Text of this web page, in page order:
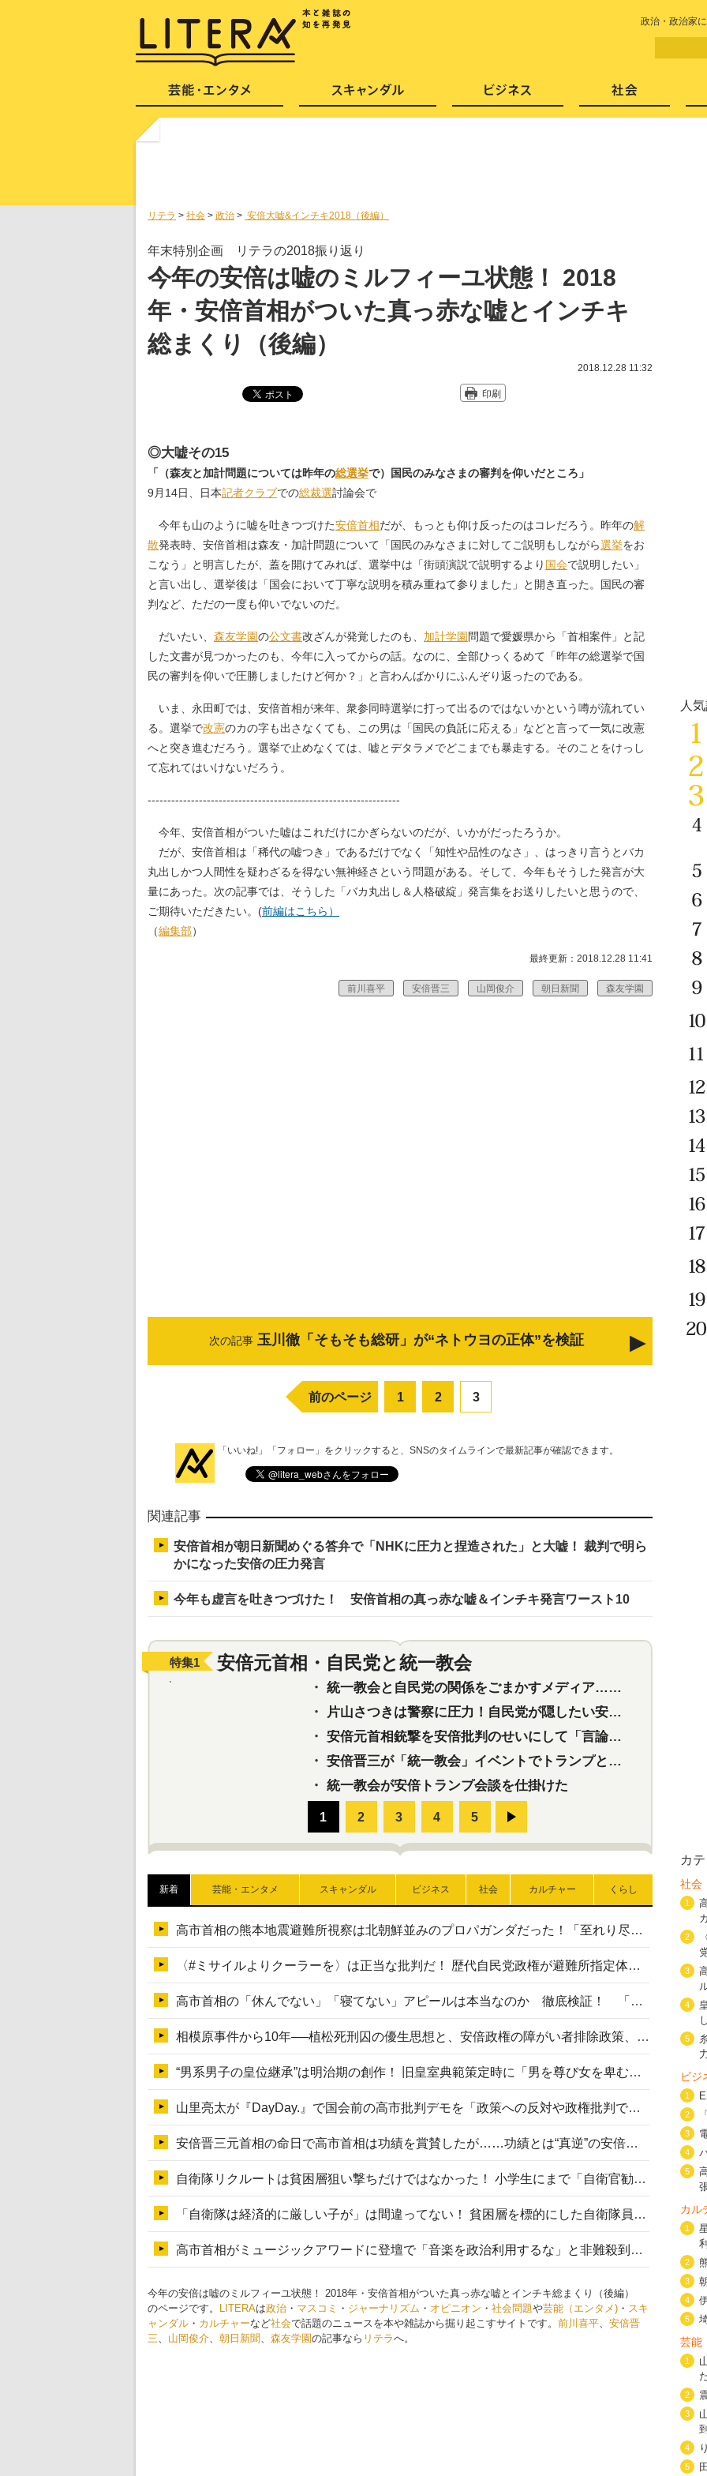
政治・政治家
リテラ > 社会 > 政治 > 安倍大嘘&インチキ2018（後編）
年末特別企画 リテラの2018振り返り
今年の安倍は嘘のミルフィーユ状態！ 2018
年・安倍首相がついた真っ赤な嘘とインチキ
総まくり（後編）
2018.12.28 11:32
印刷
◎大嘘その15
「（森友と加計問題については昨年の総選挙で）国民のみなさまの審判を仰いだところ」
9月14日、日本記者クラブでの総裁選討論会で
今年も山のように嘘を吐きつづけた安倍首相だが、もっとも仰け反ったのはコレだろう。昨年の解
散発表時、安倍首相は森友・加計問題について「国民のみなさまに対してご説明もしながら選挙をお
こなう」と明言したが、蓋を開けてみれば、選挙中は「街頭演説で説明するより 国会で説明したい」
と言い出し、選挙後は「国会において丁寧な説明を積み重ねて参りました」と開き直った。国民の審
判など、ただの一度も仰いでないのだ。
だいたい、 森友学園の公文書改ざんが発覚したのも、 加計学園 問題で愛媛県から「首相案件」と記
した文書が見つかったのも、今年に入ってからの話。なのに、全部ひっくるめて「昨年の総選挙で国
民の審判を仰いで圧勝しましたけど何か？」と言わんばかりにふんぞり返ったのである。
いま、永田町では、安倍首相が来年、衆参同時選挙に打って出るのではないかという噂が流れてい
る。選挙で改憲のカの字も出さなくても、この男は「国民の負託に応える」などと言って一気に改憲
へと突き進むだろう。選挙で止めなくては、嘘とデタラメでどこまでも暴走する。そのことをけっし
て忘れてはいけないだろう。
----------------------------------------------------------------
今年、安倍首相がついた嘘はこれだけにかぎらないのだが、いかがだったろうか。
だが、安倍首相は「稀代の嘘つき」であるだけでなく「知性や品性のなさ」、はっきり言うとバカ
丸出しかつ人間性を疑わざるを得ない無神経さという問題がある。そして、今年もそうした発言が大
量にあった。次の記事では、そうした「バカ丸出し＆人格破綻」発言集をお送りしたいと思うので、
ご期待いただきたい。(前編はこちら）
（編集部）
最終更新：2018.12.28 11:41
前川喜平 安倍晋三 山岡俊介 朝日新聞 森友学園
次の記事 玉川徹「そもそも総研」が“ネトウヨの正体”を検証
前のページ 1 2 3
「いいね!」「フォロー」をクリックすると、SNSのタイムラインで最新記事が確認できます。
関連記事
安倍首相が朝日新聞めぐる答弁で「NHKに圧力と捏造された」と大嘘！ 裁判で明ら
かになった安倍の圧力発言
今年も虚言を吐きつづけた！ 安倍首相の真っ赤な嘘＆インチキ発言ワースト10
特集1 安倍元首相・自民党と統一教会
・ 統一教会と自民党の関係をごまかすメディア…民放は有田芳生に発言自粛を要求
・
片山さつきは警察に圧力！自民党が隠したい安倍元首相と統一教会の深い関係
・ 安倍元首相銃撃を安倍批判のせいにして「言論封殺」に利用する自民党応援団
・ 安倍晋三が「統一教会」イベントでトランプと演説！同性婚や夫婦別姓を攻撃
・ 統一教会が安倍トランプ会談を仕掛けた
新着 芸能・エンタメ スキャンダル ビジネス 社会 カルチャー くらし
高市首相の熊本地震避難所視察は北朝鮮並みのプロパガンダだった！「至れり尽くせり」の選ばれた避難所の一方で実態は…
〈#ミサイルよりクーラーを〉は正当な批判だ！ 歴代自民党政権が避難所指定体育館へのエアコン設置を遅らせてきた客観的事実
高市首相の「休んでない」「寝てない」アピールは本当なのか 徹底検証！ 「資料読み込み」「アイロンがけ」も矛盾だらけ…
相模原事件から10年──植松死刑囚の優生思想と、安倍政権の障がい者排除政策、右派勢力の差別主義との関係を改めて問う
“男系男子の皇位継承”は明治期の創作！ 旧皇室典範策定時に「男を尊び女を卑むの慣習、人民の脳髄」とトンデモ論で女性天皇を否定
山里亮太が『DayDay.』で国会前の高市批判デモを「政策への反対や政権批判でない」と捻じ曲げ解説 デモ参加者から批判殺到
安倍晋三元首相の命日で高市首相は功績を賞賛したが……功績とは“真逆”の安倍元首相のトンデモ発言を振り返る
自衛隊リクルートは貧困層狙い撃ちだけではなかった！ 小学生にまで「自衛官勧誘」目的のパンフレット作成
「自衛隊は経済的に厳しい子が」は間違ってない！ 貧困層を標的にした自衛隊員募集、やす子、山上被告も…日本でも進む“経済的徴兵制”
高市首相がミュージックアワードに登壇で「音楽を政治利用するな」と非難殺到！ MAJの国策的本質を批判する声も
今年の安倍は嘘のミルフィーユ状態！ 2018年・安倍首相がついた真っ赤な嘘とインチキ総まくり（後編）
のページです。
LITERAは政治 ・ マスコミ ・ ジャーナリズム ・ オピニオン ・ 社会問題や芸能（エンタメ) ・ スキ
ャンダル ・ カルチャーなど社会で話題のニュースを本や雑誌から掘り起こすサイトです。 前川喜平、 安倍晋
三、 山岡俊介、 朝日新聞、 森友学園の記事なら リテラへ。
人
カ
社会
1
2
3
4
5
ビジ
1
2
3
4
5
カル
1
2
3
4
5
芸能
1
2
3
到
4
5
芸能・エンタメ スキャンダル